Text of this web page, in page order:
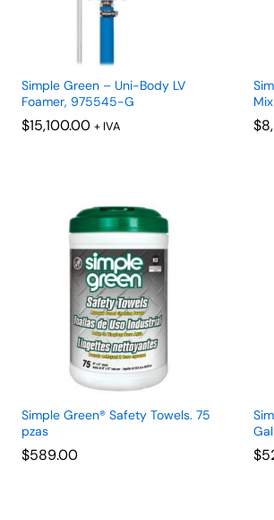
Simple Green – Uni-Body LV
Foamer, 975545-G
$15,100.00 + IVA
$15,100.00 $
$
Simple Green® Safety Towels. 75
pzas
$589.00
$589.00
Gal
$
$